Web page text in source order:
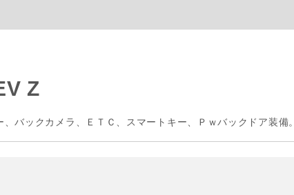
Z
バックカメラ、ＥＴＣ、スマートキー、Ｐｗバックドア装備。